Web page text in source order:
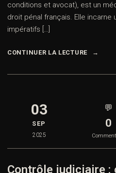
conditions et avocat), est un
droit pénal français. Elle
impératifs […]
CONTINUER LA LECTURE
03
SEP
2025
💬
0
Contrôle judiciaire